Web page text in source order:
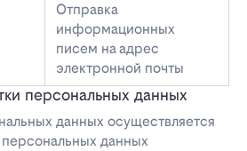
Отправка
информационных
писем на адрес
электронной почты
персональных данных
данных осуществляется
персональных данных